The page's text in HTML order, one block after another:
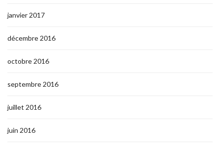
janvier 2017
décembre 2016
octobre 2016
septembre 2016
juillet 2016
juin 2016